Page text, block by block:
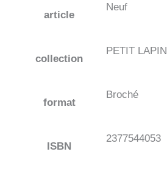
article
Neuf
collection
PETIT LAPIN
format
Broché
ISBN
2377544053